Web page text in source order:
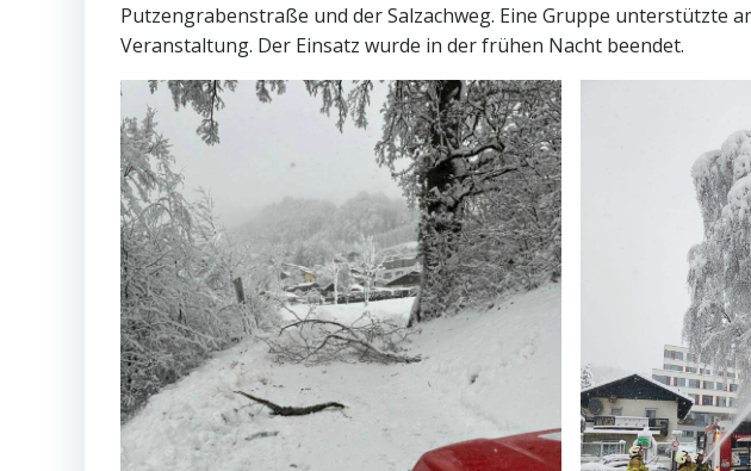
Putzengrabenstraße und der Salzachweg. Eine Gruppe unterstützte
Veranstaltung. Der Einsatz wurde in der frühen Nacht beendet.